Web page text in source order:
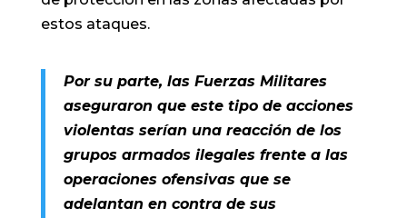
estos ataques.
Por su parte, las Fuerzas Militares
aseguraron que este tipo de acciones
violentas serían una reacción de los
grupos armados ilegales frente a las
operaciones ofensivas que se
adelantan en contra de sus